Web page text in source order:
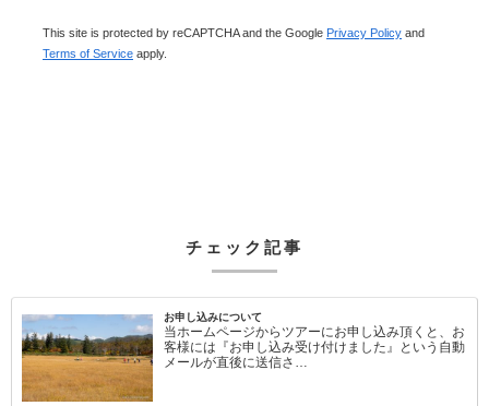
This site is protected by reCAPTCHA and the Google Privacy Policy and
Terms of Service apply.
チェック記事
お申し込みについて
当ホームページからツアーにお申し込み頂くと、お
客様には『お申し込み受け付けました』という自動
メールが直後に送信さ…